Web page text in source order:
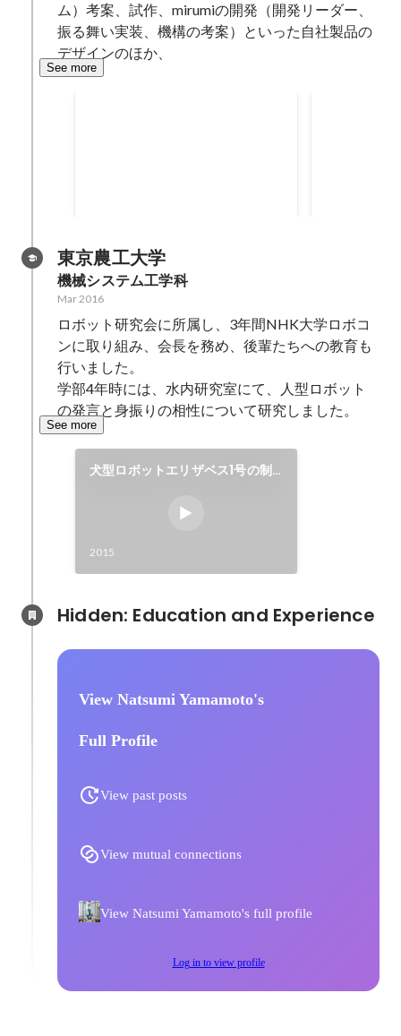
ム）考案、試作、mirumiの開発（開発リーダー、
振る舞い実装、機構の考案）といった自社製品の
デザインのほか、
See more
東京農工大学
機械システム工学科
Mar 2016
ロボット研究会に所属し、3年間NHK大学ロボコ
ンに取り組み、会長を務め、後輩たちへの教育も
行いました。
学部4年時には、水内研究室にて、人型ロボット
の発言と身振りの相性について研究しました。
See more
犬型ロボットエリザベス1号の制
2015
View Natsumi Yamamoto's
Full Profile
View past posts
View mutual connections
View Natsumi Yamamoto's full profile
Log in to view profile